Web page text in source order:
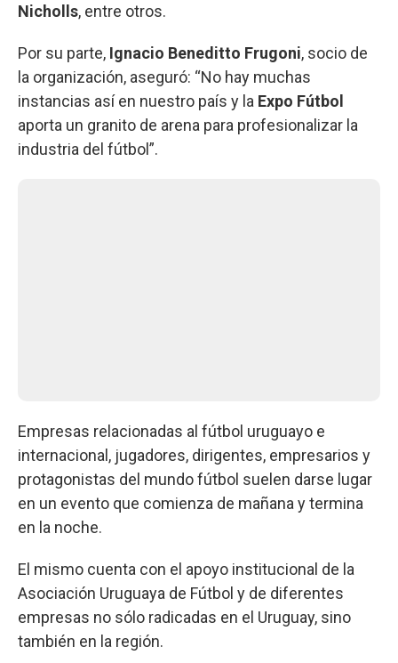
Nicholls, entre otros.
Por su parte, Ignacio Beneditto Frugoni, socio de
la organización, aseguró: “No hay muchas
instancias así en nuestro país y la Expo Fútbol
aporta un granito de arena para profesionalizar la
industria del fútbol”.
Empresas relacionadas al fútbol uruguayo e
internacional, jugadores, dirigentes, empresarios y
protagonistas del mundo fútbol suelen darse lugar
en un evento que comienza de mañana y termina
en la noche.
El mismo cuenta con el apoyo institucional de la
Asociación Uruguaya de Fútbol y de diferentes
empresas no sólo radicadas en el Uruguay, sino
también en la región.